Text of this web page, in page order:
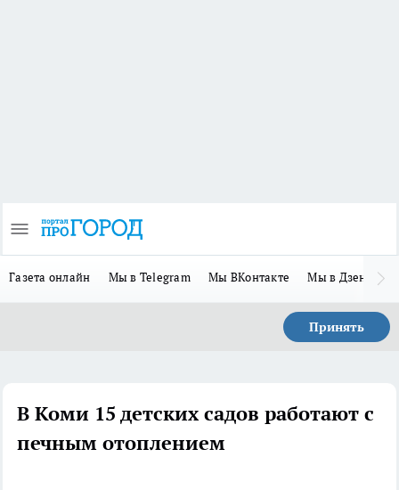
Газета онлайн Мы в Telegram Мы ВКонтакте Мы в Дзене
Принять
В Коми 15 детских садов работают с
печным отоплением